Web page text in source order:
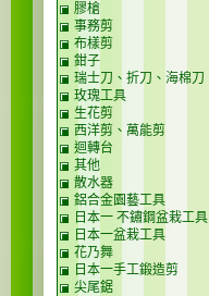
膠槍
事務剪
布樣剪
鉗子
瑞士刀、折刀、海棉刀
玫瑰工具
生花剪
西洋剪、萬能剪
迴轉台
其他
散水器
鋁合金園藝工具
日本一 不鏽鋼盆栽工具
日本一盆栽工具
花乃舞
日本一手工鍛造剪
尖尾鋸